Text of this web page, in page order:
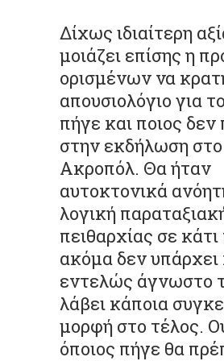
Δίχως ιδιαίτερη
μοιάζει επίσης η
ορισμένων να
απουσιολόγιο για
πήγε και ποιος δεν
στην εκδήλωση στο
Ακροπόλ. Θα ήταν
αυτοκτονικά
λογική
πειθαρχίας σε
ακόμα δεν υπάρχει
εντελώς άγνωστο
λάβει κάποια
μορφή στο τέλος.
όποιος πήγε θα